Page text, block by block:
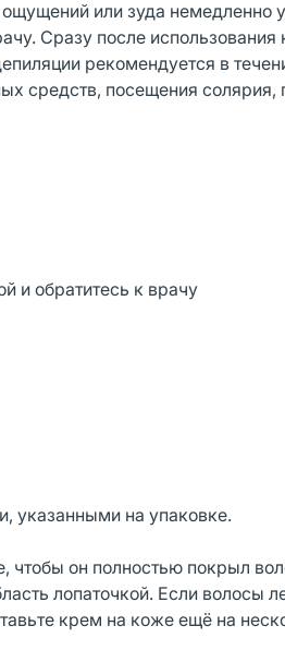
или зуда немедленно
Сразу после
рекомендуется в
средств, посещения солярия,
и обратитесь к врачу
указанными на упаковке.
чтобы он полностью покрыл
лопаточкой. Если волосы
крем на коже ещё на